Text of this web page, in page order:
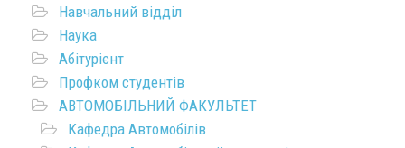
Навчальний відділ
Наука
Абітурієнт
Профком студентів
АВТОМОБІЛЬНИЙ ФАКУЛЬТЕТ
Кафедра Автомобілів